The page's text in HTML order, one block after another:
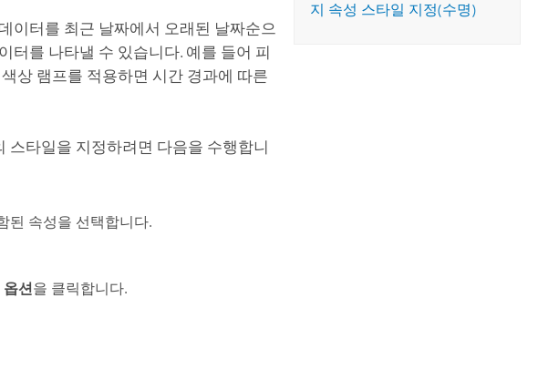
이터를 최근 날짜에서 오래된 날짜순으
터를 나타낼 수 있습니다. 예를 들어 피
상 램프를 적용하면 시간 경과에 따른
스타일을 지정하려면 다음을 수행합니
된 속성을 선택합니다.
션을 클릭합니다.
지 속성 스타일 지정(수명)